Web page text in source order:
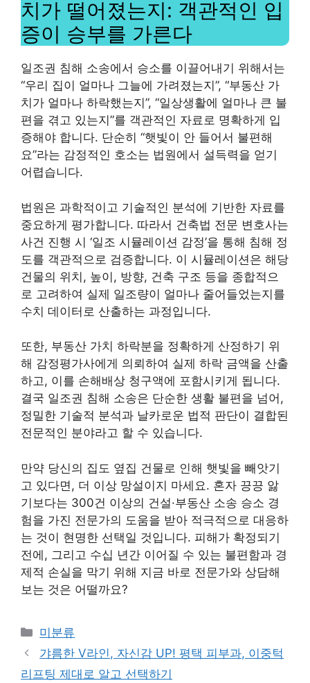
치가 떨어졌는지: 객관적인 입
증이 승부를 가른다
일조권 침해 소송에서 승소를 이끌어내기 위해서는
“우리 집이 얼마나 그늘에 가려졌는지”, “부동산 가
치가 얼마나 하락했는지”, “일상생활에 얼마나 큰 불
편을 겪고 있는지”를 객관적인 자료로 명확하게 입
증해야 합니다. 단순히 “햇빛이 안 들어서 불편해
요”라는 감정적인 호소는 법원에서 설득력을 얻기
어렵습니다.
법원은 과학적이고 기술적인 분석에 기반한 자료를
중요하게 평가합니다. 따라서 건축법 전문 변호사는
사건 진행 시 ‘일조 시뮬레이션 감정’을 통해 침해 정
도를 객관적으로 검증합니다. 이 시뮬레이션은 해당
건물의 위치, 높이, 방향, 건축 구조 등을 종합적으
로 고려하여 실제 일조량이 얼마나 줄어들었는지를
수치 데이터로 산출하는 과정입니다.
또한, 부동산 가치 하락분을 정확하게 산정하기 위
해 감정평가사에게 의뢰하여 실제 하락 금액을 산출
하고, 이를 손해배상 청구액에 포함시키게 됩니다.
결국 일조권 침해 소송은 단순한 생활 불편을 넘어,
정밀한 기술적 분석과 날카로운 법적 판단이 결합된
전문적인 분야라고 할 수 있습니다.
만약 당신의 집도 옆집 건물로 인해 햇빛을 빼앗기
고 있다면, 더 이상 망설이지 마세요. 혼자 끙끙 앓
기보다는 300건 이상의 건설·부동산 소송 승소 경
험을 가진 전문가의 도움을 받아 적극적으로 대응하
는 것이 현명한 선택일 것입니다. 피해가 확정되기
전에, 그리고 수십 년간 이어질 수 있는 불편함과 경
제적 손실을 막기 위해 지금 바로 전문가와 상담해
보는 것은 어떨까요?
Categories
미분류
갸름한 V라인, 자신감 UP! 평택 피부과, 이중턱
리프팅 제대로 알고 선택하기